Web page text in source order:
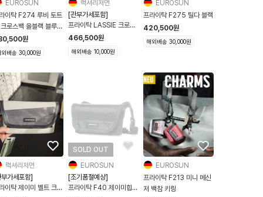
EUROSUN
이탁 F274 루비 토트
로스백 올블랙 블루
이
원
외배송 30,000원
럭셔리저먼
[관부가세포함]
프라이탁 LASSIE 크로스
백 F11 10종류
466,500원
해외배송 10,000원
EUROSUN
프라이탁 F275 틸다 블랙
420,500원
해외배송 30,000원
럭셔리저먼
가세포함]
이탁 제이미 벨트 크로
SOLD OUT
EUROSUN
[조기품절예상]
프라이탁 F40 제이미힙색
EUROSUN
프라이탁 F213 미니 메신
저 백참 키링